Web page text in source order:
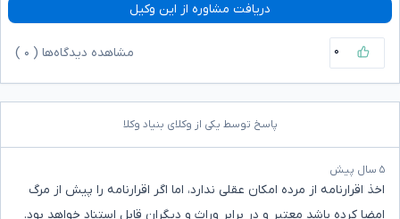
دریافت مشاوره از این وکیل
۰ مشاهده دیدگاه‌ها ( ۰
پاسخ توسط یکی از وکلای بنیاد وکلا
۵ سال پیش
اخذ اقرارنامه از مرده امکان عقلی ندارد، اما اگر اقرارنامه را پیش از مرگ
امضا کرده باشد معتبر و در برابر وراث و دیگران قابل استناد خواهد بود.